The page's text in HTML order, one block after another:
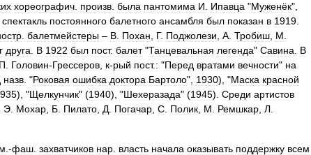
хореографич произв была пантомима И Ипавца "Муженёк",
спектакль постоянного балетного ансамбля был показан в 1919
балетмейстеры – В Похан Г. Поджолези А Тробиш М
друга В 1922 был пост. балет"Танцевальная легенда" Савина
В
П Головин-Грессеров к-рый пост.: "Перед вратами вечности" на
назв . "Роковая ошибка доктора Бартоло", 1930), "Маска красной
), "Щелкунчик" (1940), "Шехеразада" (1945). Среди артистов
Э Мохар Б Пилато Д Погачар С Полик M Ремшкар Л
.-фаш захватчиков нар власть начала оказывать поддержку всем